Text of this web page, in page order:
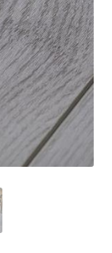
TABLEROS
BRICO/SHOP
RESTAURA
Política de precios